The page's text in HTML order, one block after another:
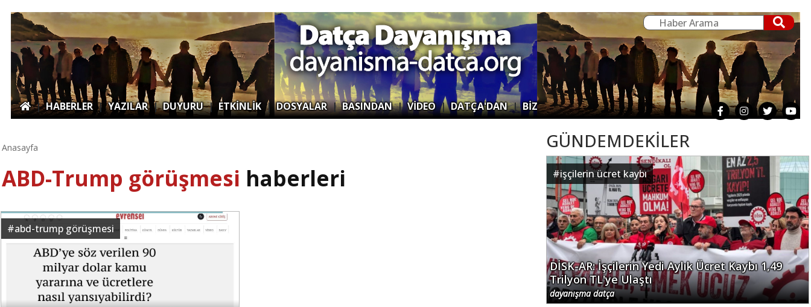
|HABERLER|YAZILAR|DUYURU| ETKİNLİK |DOSYALAR|BASINDAN|VİDEO|DATÇA'DAN|BİZ
Anasayfa
ABD-Trump görüşmesi haberleri
#abd-trump görüşmesi
GÜNDEMDEKİLER
#işçilerin ücret kaybı
DİSK-AR: İşçilerin Yedi Aylık Ücret Kaybı 1,49
Trilyon TL'ye Ulaştı
dayanışma datça